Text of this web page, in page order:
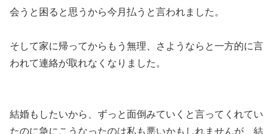
会うと困ると思うから今月払うと言われました。
そして家に帰ってからもう無理、さようならと一方的に言
われて連絡が取れなくなりました。
結婚もしたいから、ずっと面倒みていくと言ってくれてい
たのに急にこうなったのは私も悪いかもしれませんが、結